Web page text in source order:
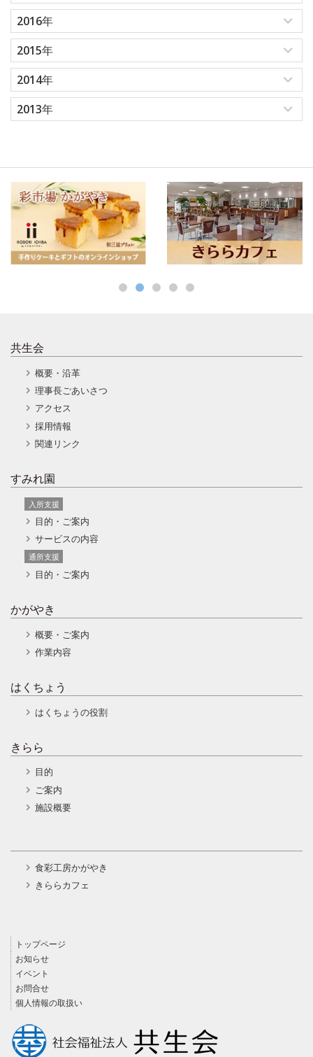
2016年
2015年
2014年
2013年
共生会
概要・沿革
理事長ごあいさつ
アクセス
採用情報
関連リンク
すみれ園
入所支援
目的・ご案内
サービスの内容
通所支援
目的・ご案内
かがやき
概要・ご案内
作業内容
はくちょう
はくちょうの役割
きらら
目的
ご案内
施設概要
食彩工房かがやき
きららカフェ
トップページ
お知らせ
イベント
お問合せ
個人情報の取扱い